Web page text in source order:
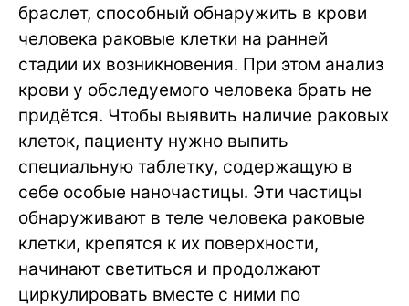
браслет, способный обнаружить в крови
человека раковые клетки на ранней
стадии их возникновения. При этом анализ
крови у обследуемого человека брать не
придётся. Чтобы выявить наличие раковых
клеток, пациенту нужно выпить
специальную таблетку, содержащую в
себе особые наночастицы. Эти частицы
обнаруживают в теле человека раковые
клетки, крепятся к их поверхности,
начинают светиться и продолжают
циркулировать вместе с ними по